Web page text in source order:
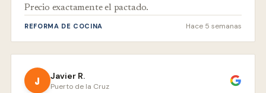
Precio exactamente el pactado.
REFORMA DE COCINA Hace 5 semanas
J Javier R.
Puerto de la Cruz